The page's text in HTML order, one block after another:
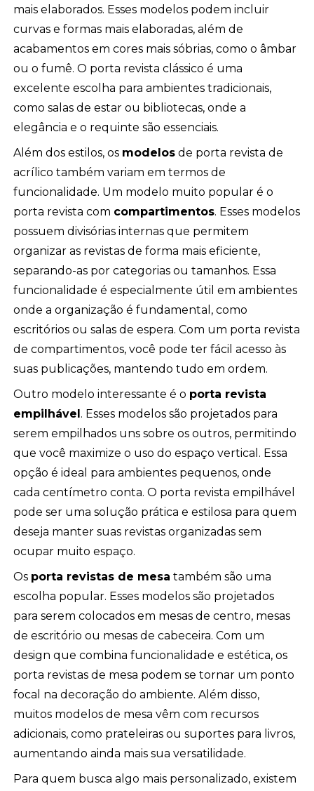
mais elaborados. Esses modelos podem incluir
curvas e formas mais elaboradas, além de
acabamentos em cores mais sóbrias, como o âmbar
ou o fumê. O porta revista clássico é uma
excelente escolha para ambientes tradicionais,
como salas de estar ou bibliotecas, onde a
elegância e o requinte são essenciais.
Além dos estilos, os modelos de porta revista de
acrílico também variam em termos de
funcionalidade. Um modelo muito popular é o
porta revista com compartimentos. Esses modelos
possuem divisórias internas que permitem
organizar as revistas de forma mais eficiente,
separando-as por categorias ou tamanhos. Essa
funcionalidade é especialmente útil em ambientes
onde a organização é fundamental, como
escritórios ou salas de espera. Com um porta revista
de compartimentos, você pode ter fácil acesso às
suas publicações, mantendo tudo em ordem.
Outro modelo interessante é o porta revista
empilhável. Esses modelos são projetados para
serem empilhados uns sobre os outros, permitindo
que você maximize o uso do espaço vertical. Essa
opção é ideal para ambientes pequenos, onde
cada centímetro conta. O porta revista empilhável
pode ser uma solução prática e estilosa para quem
deseja manter suas revistas organizadas sem
ocupar muito espaço.
Os porta revistas de mesa também são uma
escolha popular. Esses modelos são projetados
para serem colocados em mesas de centro, mesas
de escritório ou mesas de cabeceira. Com um
design que combina funcionalidade e estética, os
porta revistas de mesa podem se tornar um ponto
focal na decoração do ambiente. Além disso,
muitos modelos de mesa vêm com recursos
adicionais, como prateleiras ou suportes para livros,
aumentando ainda mais sua versatilidade.
Para quem busca algo mais personalizado, existem